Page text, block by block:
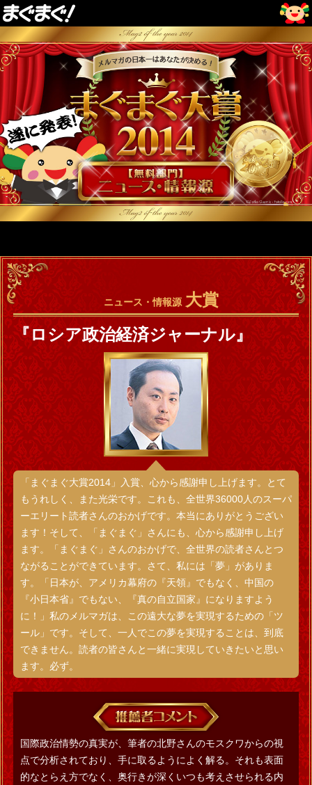
ニュース・情報源 大賞
『ロシア政治経済ジャーナル』
「まぐまぐ大賞2014」入賞、心から感謝申し上げます。とて
もうれしく、また光栄です。これも、全世界36000人のスーパ
ーエリート読者さんのおかげです。本当にありがとうござい
ます！そして、「まぐまぐ」さんにも、心から感謝申し上げ
ます。「まぐまぐ」さんのおかげで、全世界の読者さんとつ
ながることができています。さて、私には「夢」がありま
す。「日本が、アメリカ幕府の『天領』でもなく、中国の
『小日本省』でもない、『真の自立国家』になりますよう
に！」私のメルマガは、この遠大な夢を実現するための「ツ
ール」です。そして、一人でこの夢を実現することは、到底
できません。読者の皆さんと一緒に実現していきたいと思い
ます。必ず。
国際政治情勢の真実が、筆者の北野さんのモスクワからの視
点で分析されており、手に取るようによく解る。それも表面
的なとらえ方でなく、奥行きが深くいつも考えさせられる内